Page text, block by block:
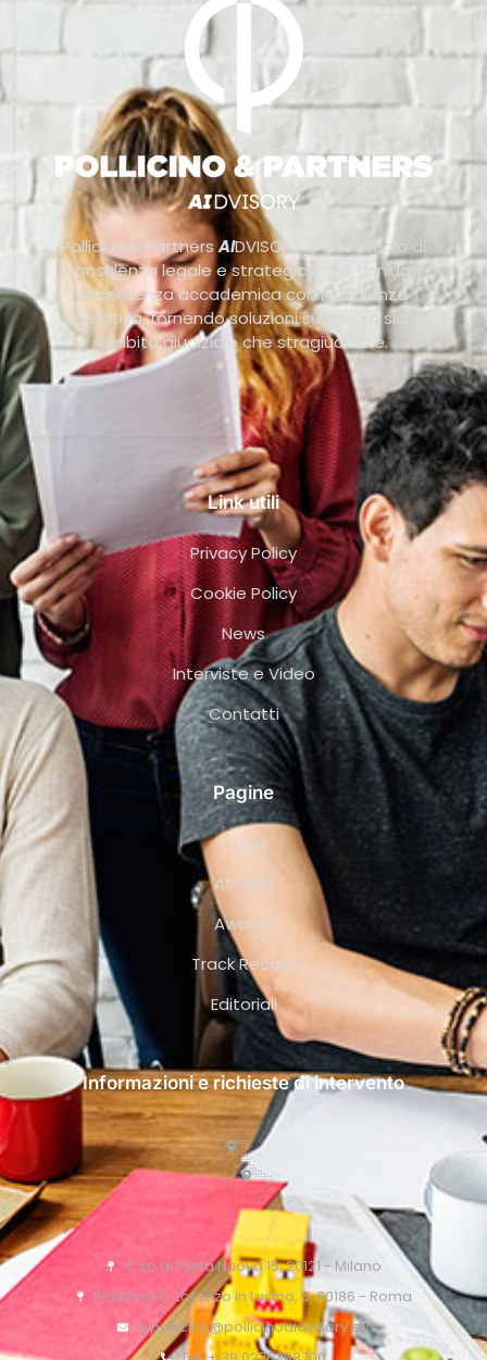
Pollicino & PartnersAIDVISORY è uno studio di
consulenza legale e strategica che coniuga
l’eccellenza accademica con l’efficienza
operativa, fornendo soluzioni su misura sia in
ambito giudiziale che stragiudiziale.
Link utili
Privacy Policy
Cookie Policy
News
Interviste e Video
Contatti
Pagine
Team
Attività
Awards
Track Record
Editoriali
Informazioni e richieste di intervento
C.so di Porta Nuova 15, 20121 - Milano
Piazza di S. Lorenzo in Lucina, 6, 00186 - Roma
o.pollicino@pollicinoaidvisory.eu